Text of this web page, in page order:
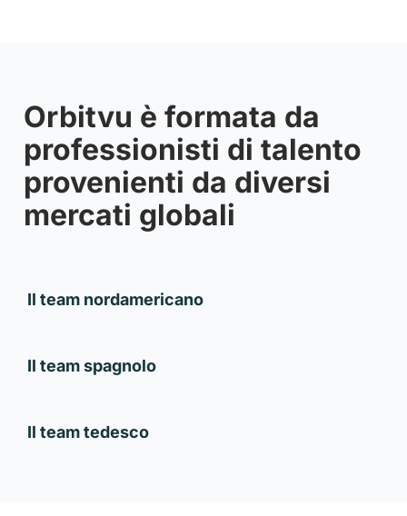
Orbitvu è formata da
professionisti di talento
provenienti da diversi
mercati globali
Il team nordamericano
Il team spagnolo
Il team tedesco